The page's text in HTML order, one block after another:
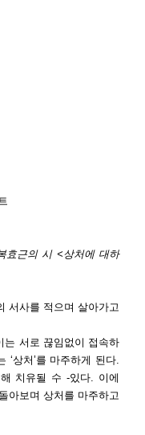
효근의 시 <상처에 대하
서사를 적으며 살아가고
는 서로 끊임없이 접속하
상처’를 마주하게 된다.
치유될 수 -있다. 이에
아보며 상처를 마주하고